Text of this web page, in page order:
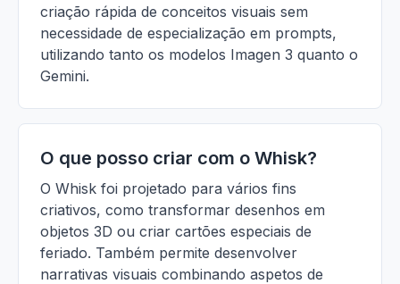
criação rápida de conceitos visuais sem
necessidade de especialização em prompts,
utilizando tanto os modelos Imagen 3 quanto o
Gemini.
O que posso criar com o Whisk?
O Whisk foi projetado para vários fins
criativos, como transformar desenhos em
objetos 3D ou criar cartões especiais de
feriado. Também permite desenvolver
narrativas visuais combinando aspetos de